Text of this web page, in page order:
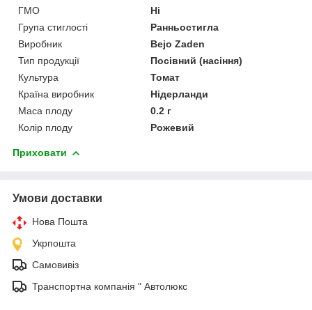
ГМО
Ні
Група стиглості
Ранньостигла
Виробник
Bejo Zaden
Тип продукції
Посівний (насіння)
Культура
Томат
Країна виробник
Нідерланди
Маса плоду
0.2 г
Колір плоду
Рожевий
Приховати
Умови доставки
Нова Пошта
Укрпошта
Самовивіз
Транспортна компанія " Автолюкс